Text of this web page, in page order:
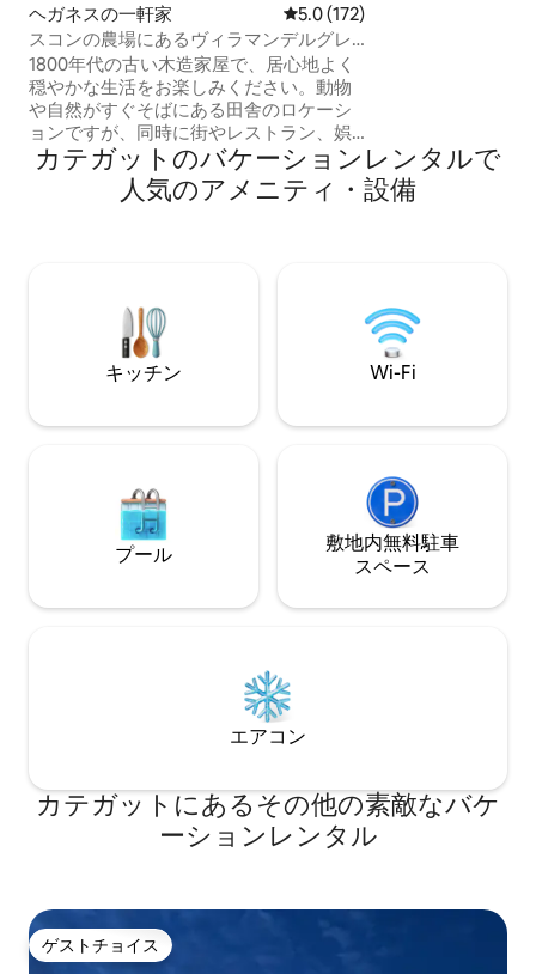
ヘガネスの一軒家 レビュー172件、5つ星中5.0つ
5.0 (172)
スコンの農場にあるヴィラマンデルグレ
ンに滞在
1800年代の古い木造家屋で、居心地よく
穏やかな生活をお楽しみください。動物
や自然がすぐそばにある田舎のロケーシ
ョンですが、同時に街やレストラン、娯
楽、ショッピング、ビーチ/スイミングに
も近いです。 ここでは、約120平方メート
ルの2つの寝室、キッチン、ソファ、テレ
地のすぐ隣に、バーベキューができる
木々に囲まれたプライベートなテラスが
あります。車はすぐ外に駐車できます。
カテガットのバケーションレンタルで
人気のアメニティ・設備
キッチン Wi-Fi
プール
敷地内無料駐⁠車
ス⁠ペ⁠ー⁠ス
エアコン
カテガットにあるその他の素敵なバケ
ーションレンタル
ゲストチョイス
ゲストチョイス